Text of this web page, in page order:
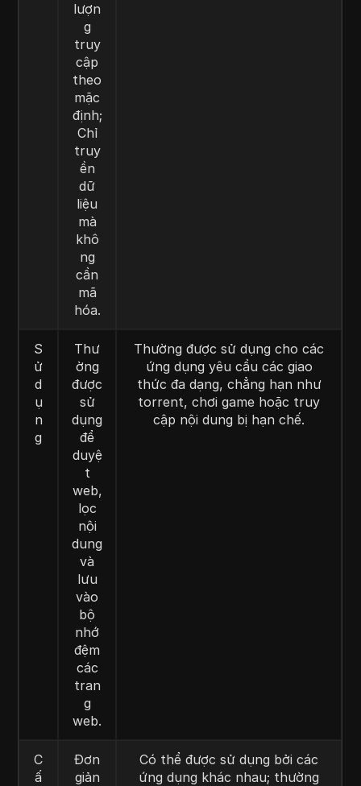
lượn
g
truy
cập
theo
mặc
định;
Chỉ
truy
ền
dữ
liệu
mà
khô
ng
cần
mã
hóa.
S
ử
d
ụ
n
g
Thư
ờng
được
sử
dụng
để
duyệ
t
web,
lọc
nội
dung
và
lưu
vào
bộ
nhớ
đệm
các
tran
g
web.
Thường được sử dụng cho các
ứng dụng yêu cầu các giao
thức đa dạng, chẳng hạn như
torrent, chơi game hoặc truy
cập nội dung bị hạn chế.
C
ấ
Đơn
giản
Có thể được sử dụng bởi các
ứng dụng khác nhau; thường